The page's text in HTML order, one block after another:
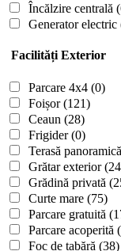
Încălzire centrală
Generator electric
Facilități Exterior
Parcare 4x4 (0)
Foișor(121)
Ceaun (28)
Frigider(0)
Terasă panoramică
Grătar exterior
Grădină privată
Curte mare (75)
Parcare gratuită
Parcare acoperită
Foc de tabără (38)